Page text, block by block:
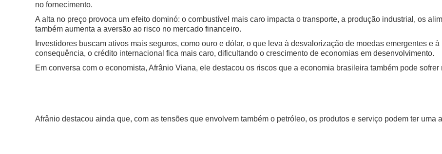
no fornecimento.
A alta no preço provoca um efeito dominó: o combustível mais caro impacta o transporte, a produção industrial, os
também aumenta a aversão ao risco no mercado financeiro.
Investidores buscam ativos mais seguros, como ouro e dólar, o que leva à desvalorização de moedas emergentes e
consequência, o crédito internacional fica mais caro, dificultando o crescimento de economias em desenvolvimento.
Em conversa com o economista, Afrânio Viana, ele destacou os riscos que a economia brasileira também pode sofrer
Afrânio destacou ainda que, com as tensões que envolvem também o petróleo, os produtos e serviço podem ter uma